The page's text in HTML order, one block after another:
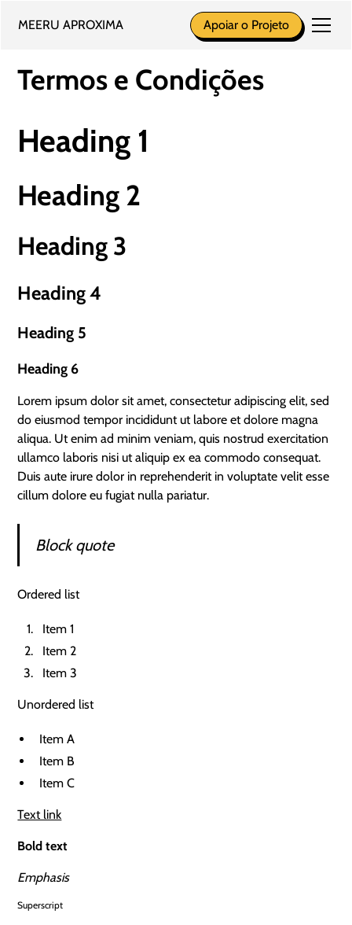
MEERU APROXIMA Apoiar o Projeto
Termos e Condições
Heading 1
Heading 2
Heading 3
Heading 4
Heading 5
Heading 6
Lorem ipsum dolor sit amet, consectetur adipiscing elit, sed
do eiusmod tempor incididunt ut labore et dolore magna
aliqua. Ut enim ad minim veniam, quis nostrud exercitation
ullamco laboris nisi ut aliquip ex ea commodo consequat.
Duis aute irure dolor in reprehenderit in voluptate velit esse
cillum dolore eu fugiat nulla pariatur.
Block quote
Ordered list
Item 1
Item 2
Item 3
Unordered list
Item A
Item B
Item C
Text link
Bold text
Emphasis
Superscript